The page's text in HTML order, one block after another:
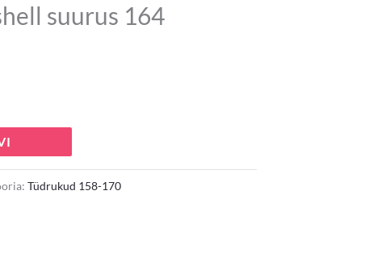
suurus 164
Tüdrukud 158-170